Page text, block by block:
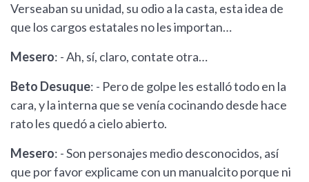
Verseaban su unidad, su odio a la casta, esta idea de
que los cargos estatales no les importan…
Mesero: - Ah, sí, claro, contate otra…
Beto Desuque: - Pero de golpe les estalló todo en la
cara, y la interna que se venía cocinando desde hace
rato les quedó a cielo abierto.
Mesero: - Son personajes medio desconocidos, así
que por favor explicame con un manualcito porque ni